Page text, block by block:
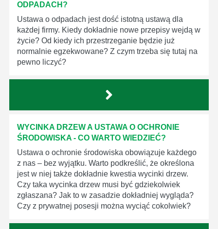
ODPADACH?
Ustawa o odpadach jest dość istotną ustawą dla
każdej firmy. Kiedy dokładnie nowe przepisy wejdą w
życie? Od kiedy ich przestrzeganie będzie już
normalnie egzekwowane? Z czym trzeba się tutaj na
pewno liczyć?
WYCINKA DRZEW A USTAWA O OCHRONIE
ŚRODOWISKA - CO WARTO WIEDZIEĆ?
Ustawa o ochronie środowiska obowiązuje każdego
z nas – bez wyjątku. Warto podkreślić, że określona
jest w niej także dokładnie kwestia wycinki drzew.
Czy taka wycinka drzew musi być gdziekolwiek
zgłaszana? Jak to w zasadzie dokładniej wygląda?
Czy z prywatnej posesji można wyciąć cokolwiek?